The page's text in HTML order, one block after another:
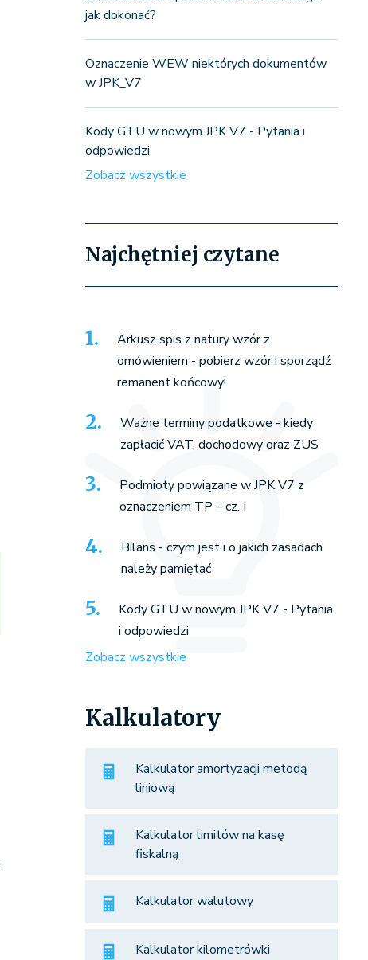
jak dokonać?
Oznaczenie WEW niektórych dokumentów
w JPK_V7
Kody GTU w nowym JPK V7 - Pytania i
odpowiedzi
Zobacz wszystkie
Najchętniej czytane
Arkusz spis z natury wzór z
omówieniem - pobierz wzór i sporządź
remanent końcowy!
Ważne terminy podatkowe - kiedy
zapłacić VAT, dochodowy oraz ZUS
Podmioty powiązane w JPK V7 z
oznaczeniem TP – cz. I
Bilans - czym jest i o jakich zasadach
należy pamiętać
Kody GTU w nowym JPK V7 - Pytania
i odpowiedzi
Zobacz wszystkie
Kalkulatory
Kalkulator amortyzacji metodą
liniową
Kalkulator limitów na kasę
fiskalną
Kalkulator walutowy
Kalkulator kilometrówki